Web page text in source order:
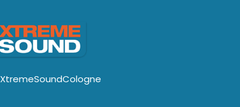
XtremeSoundCologne